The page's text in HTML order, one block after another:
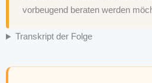
vorbeugend beraten werden
Transkript der Folge